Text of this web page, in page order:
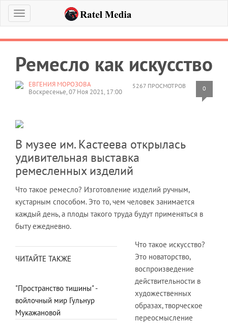
Меню
Ремесло как искусство
5267 ПРОСМОТРОВ 0
ЕВГЕНИЯ МОРОЗОВА
Воскресенье, 07 Ноя 2021, 17:00
В музее им. Кастеева открылась
удивительная выставка
ремесленных изделий
Что такое ремесло? Изготовление изделий ручным,
кустарным способом. Это то, чем человек занимается
каждый день, а плоды такого труда будут применяться в
быту ежедневно.
ЧИТАЙТЕ ТАКЖЕ
"Пространство тишины" -
войлочный мир Гульнур
Мукажановой
Что такое искусство?
Это новаторство,
воспроизведение
действительности в
художественных
образах, творческое
переосмысление